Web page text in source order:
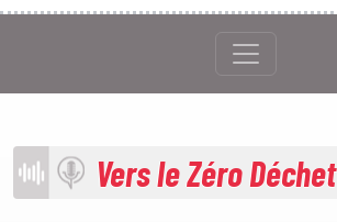
Vers le Zéro Déchet